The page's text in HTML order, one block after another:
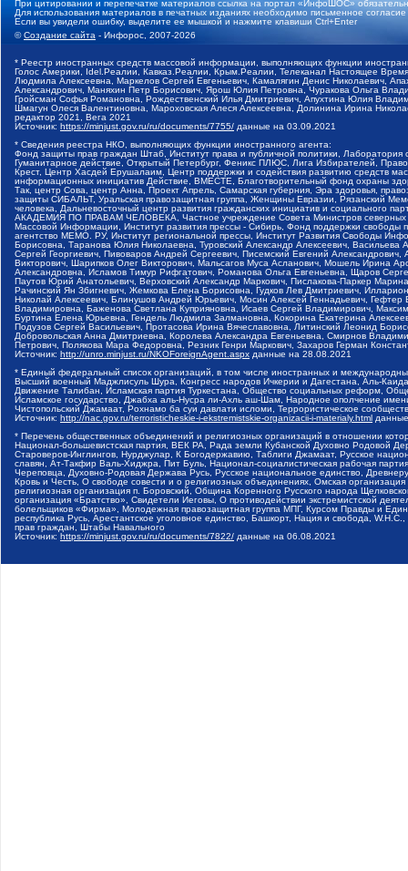
При цитировании и перепечатке материалов ссылка на портал «ИнфоШОС»
Для использования материалов в печатных изданиях необходимо письменное
Если вы увидели ошибку, выделите ее мышкой и нажмите клавиши Ctrl+Enter
©Создание сайта - Инфорос, 2007-2026
* Реестр иностранных средств массовой информации, выполняющих функции
Голос Америки, Idel.Реалии, Кавказ.Реалии, Крым.Реалии, Телеканал Настоящее
Людмила Алексеевна, Маркелов Сергей Евгеньевич, Камалягин Денис Николаевич,
Александрович, Маняхин Петр Борисович, Ярош Юлия Петровна, Чуракова Ольга
Гройсман Софья Романовна, Рождественский Илья Дмитриевич, Апухтина Юлия
Шмагун Олеся Валентиновна, Мароховская Алеся Алексеевна, Долинина Ирина
редактор 2021, Вега 2021
Источник: https://minjust.gov.ru/ru/documents/7755/ данные на 03.09.2021
* Сведения реестра НКО, выполняющих функции иностранного агента:
Фонд защиты прав граждан Штаб, Институт права и публичной политики,
Гуманитарное действие, Открытый Петербург, Феникс ПЛЮС, Лига Избирателей,
Крест, Центр Хасдей Ерушалаим, Центр поддержки и содействия развитию средств
информационных инициатив Действие, ВМЕСТЕ, Благотворительный фонд охраны
Так, центр Сова, центр Анна, Проект Апрель, Самарская губерния, Эра здоровья,
защиты СИБАЛЬТ, Уральская правозащитная группа, Женщины Евразии, Рязанский
человека, Дальневосточный центр развития гражданских инициатив и социального
АКАДЕМИЯ ПО ПРАВАМ ЧЕЛОВЕКА, Частное учреждение Совета Министров северных
Массовой Информации, Институт развития прессы - Сибирь, Фонд поддержки
агентство МЕМО. РУ, Институт региональной прессы, Институт Развития Свободы
Борисовна, Таранова Юлия Николаевна, Туровский Александр Алексеевич,
Сергей Георгиевич, Пивоваров Андрей Сергеевич, Писемский Евгений
Викторович, Шарипков Олег Викторович, Мальсагов Муса Асланович, Мошель Ирина
Александровна, Исламов Тимур Рифгатович, Романова Ольга Евгеньевна, Щаров
Паутов Юрий Анатольевич, Верховский Александр Маркович, Пислакова-Паркер
Рачинский Ян Збигневич, Жемкова Елена Борисовна, Гудков Лев Дмитриевич,
Николай Алексеевич, Блинушов Андрей Юрьевич, Мосин Алексей Геннадьевич,
Владимировна, Баженова Светлана Куприяновна, Исаев Сергей Владимирович,
Буртина Елена Юрьевна, Гендель Людмила Залмановна, Кокорина Екатерина
Подузов Сергей Васильевич, Протасова Ирина Вячеславовна, Литинский Леонид
Добровольская Анна Дмитриевна, Королева Александра Евгеньевна, Смирнов
Петрович, Полякова Мара Федоровна, Резник Генри Маркович, Захаров Герман
Источник: http://unro.minjust.ru/NKOForeignAgent.aspx данные на 28.08.2021
* Единый федеральный список организаций, в том числе иностранных и
Высший военный Маджлисуль Шура, Конгресс народов Ичкерии и Дагестана, Аль-
Движение Талибан, Исламская партия Туркестана, Общество социальных реформ,
Исламское государство, Джабха аль-Нусра ли-Ахль аш-Шам, Народное ополчение
Чистопольский Джамаат, Рохнамо ба суи давлати исломи, Террористическое
Источник: http://nac.gov.ru/terroristicheskie-i-ekstremistskie-organizacii-i-materialy.html
* Перечень общественных объединений и религиозных организаций в отношении
Национал-большевистская партия, ВЕК РА, Рада земли Кубанской Духовно Родовой
Староверов-Инглингов, Нурджулар, К Богодержавию, Таблиги Джамаат, Русское
славян, Ат-Такфир Валь-Хиджра, Пит Буль, Национал-социалистическая рабочая
Череповца, Духовно-Родовая Держава Русь, Русское национальное единство,
Кровь и Честь, О свободе совести и о религиозных объединениях, Омская
религиозная организация п. Боровский, Община Коренного Русского народа
организация «Братство», Свидетели Иеговы, О противодействии экстремистской
болельщиков «Фирма», Молодежная правозащитная группа МПГ, Курсом Правды и
республика Русь, Арестантское уголовное единство, Башкорт, Нация и свобода,
прав граждан, Штабы Навального
Источник: https://minjust.gov.ru/ru/documents/7822/ данные на 06.08.2021